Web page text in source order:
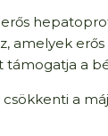
a
a